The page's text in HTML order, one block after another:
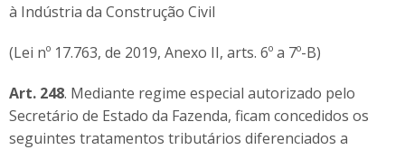
à Indústria da Construção Civil
(Lei nº 17.763, de 2019, Anexo II, arts. 6º a 7º-B)
Art. 248. Mediante regime especial autorizado pelo
Secretário de Estado da Fazenda, ficam concedidos os
seguintes tratamentos tributários diferenciados a